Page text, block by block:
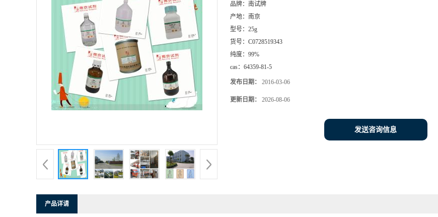
品牌： 南试牌
产地： 南京
型号： 25g
货号： C0728519343
纯度： 99%
cas： 64359-81-5
发布日期： 2016-03-06
更新日期： 2026-08-06
发送咨询信息
产品详请